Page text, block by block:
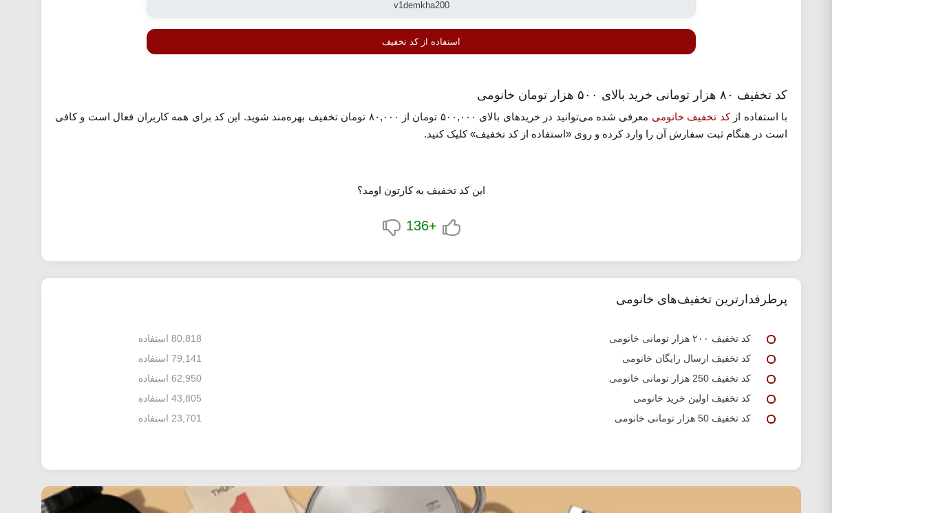
استفاده از کد تخفیف
کد تخفیف ۸۰ هزار تومانی خرید بالای ۵۰۰ هزار تومان خانومی
با استفاده ازکد تخفیف خانومی
معرفی شده می‌توانید در خریدهای بالای ۵۰۰,۰۰۰ تومان از ۸۰,۰۰۰ تومان تخفیف بهره‌مند شوید. این کد برای همه کاربران فعال است و کافی
است در هنگام ثبت سفارش آن را وارد کرده و روی «استفاده از کد تخفیف» کلیک کنید.
این کد تخفیف به کارتون اومد؟
+136
پرطرفدارترین تخفیف‌های خانومی
کد تخفیف ۲۰۰ هزار تومانی خانومی
80,818 استفاده
کد تخفیف ارسال رایگان خانومی
79,141 استفاده
کد تخفیف 250 هزار تومانی خانومی
62,950 استفاده
کد تخفیف اولین خرید خانومی
43,805 استفاده
کد تخفیف 50 هزار تومانی خانومی
23,701 استفاده